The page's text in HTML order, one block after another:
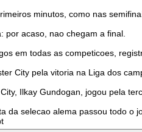
minutos, como nas
por acaso, nao chegam a final.
em todas as competicoes,
City pela vitoria na Liga dos
Ilkay Gundogan, jogou pela
da selecao alema passou todo